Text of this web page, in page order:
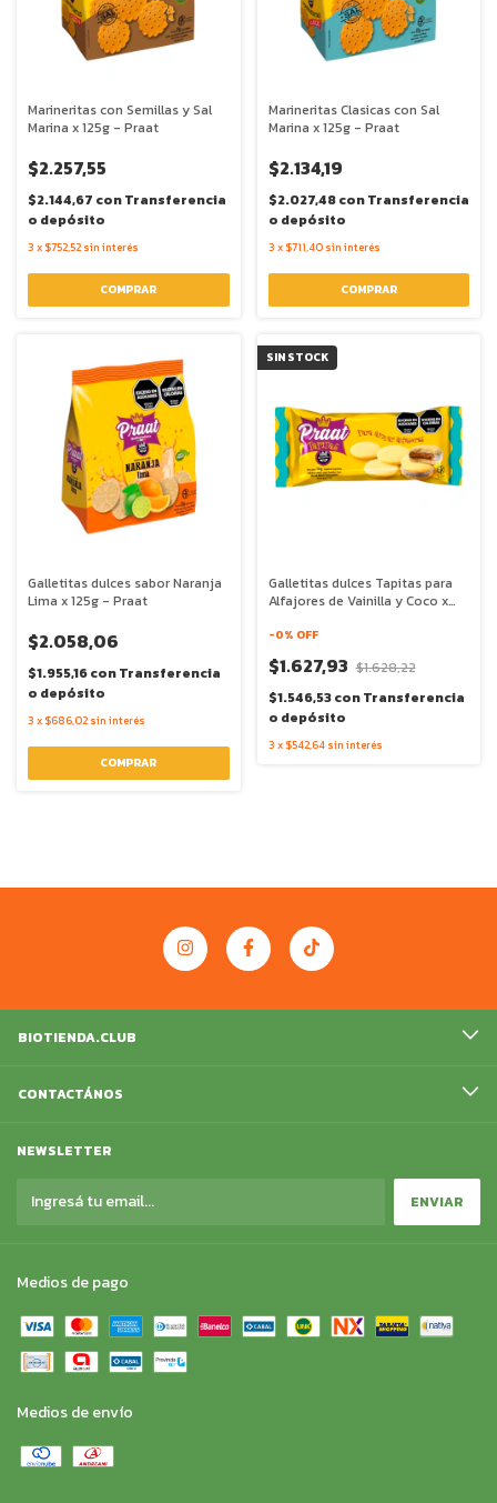
Marineritas con Semillas y Sal
Marina x 125g - Praat
$2.257,55
$2.144,67 conTransferencia
o depósito
3 x $752,52 sin interés
Marineritas Clasicas con Sal
Marina x 125g - Praat
$2.134,19
$2.027,48conTransferencia
o depósito
3 x $711,40 sin interés
Galletitas dulces sabor Naranja
Lima x 125g - Praat
$2.058,06
$1.955,16conTransferencia
o depósito
3 x $686,02 sin interés
SIN STOCK
Galletitas dulces Tapitas para
Alfajores de Vainilla y Coco x
-0% OFF
$1.627,93 $1.628,22
$1.546,53conTransferencia
o depósito
3 x $542,64 sin interés
BIOTIENDA.CLUB
CONTACTÁNOS
NEWSLETTER
Medios de pago
Medios de envío